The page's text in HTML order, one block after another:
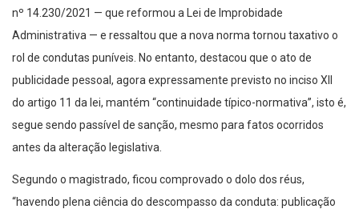
Administrativa — e ressaltou que a nova norma tornou taxativo o
rol de condutas puníveis. No entanto, destacou que o ato de
publicidade pessoal, agora expressamente previsto no inciso XII
do artigo 11 da lei, mantém “continuidade típico-normativa”, isto é,
segue sendo passível de sanção, mesmo para fatos ocorridos
antes da alteração legislativa.
“havendo plena ciência do descompasso da conduta: publicação
não informativa nem educativa, em desacordo com a